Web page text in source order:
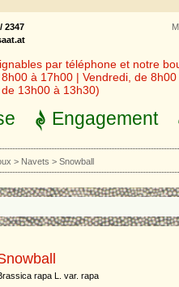
2347
par téléphone et notre
à 17h00 | Vendredi, de
13h00 à 13h30)
Engagement
> Navets > Snowball
rapa L. var. rapa